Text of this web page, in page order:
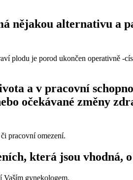
nějakou alternativu a
plodu je porod ukončen operativně -
a v pracovní
očekávané změny
pracovní omezení.
která jsou
Vaším gynekologem.